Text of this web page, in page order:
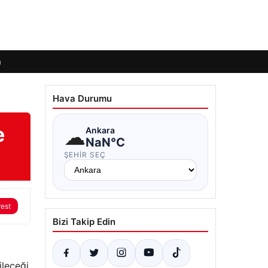
Hava Durumu
☁Ankara
NaN°C
ŞEHIR SEÇ
Bizi Takip Edin